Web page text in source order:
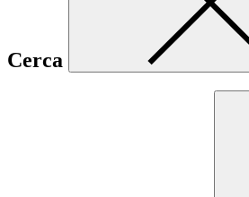
Cerca